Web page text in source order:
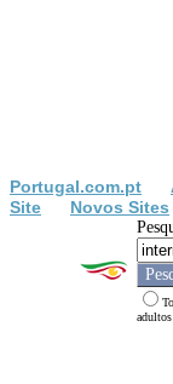
Portugal.com.pt
Site
Novos Sites
adultos